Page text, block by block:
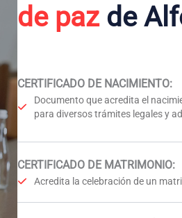
de pazde
CERTIFICADO DE NACIMIENTO:
Documento que acredita el
para diversos trámites legales y
CERTIFICADO DE MATRIMONIO:
Acredita la celebración de un